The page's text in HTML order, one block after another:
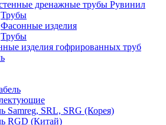
дренажные трубы Рувинил
Трубы
Фасонные изделия
Трубы
изделия гофрированных труб
Samreg, SRL, SRG (Корея)
RGD (Китай)